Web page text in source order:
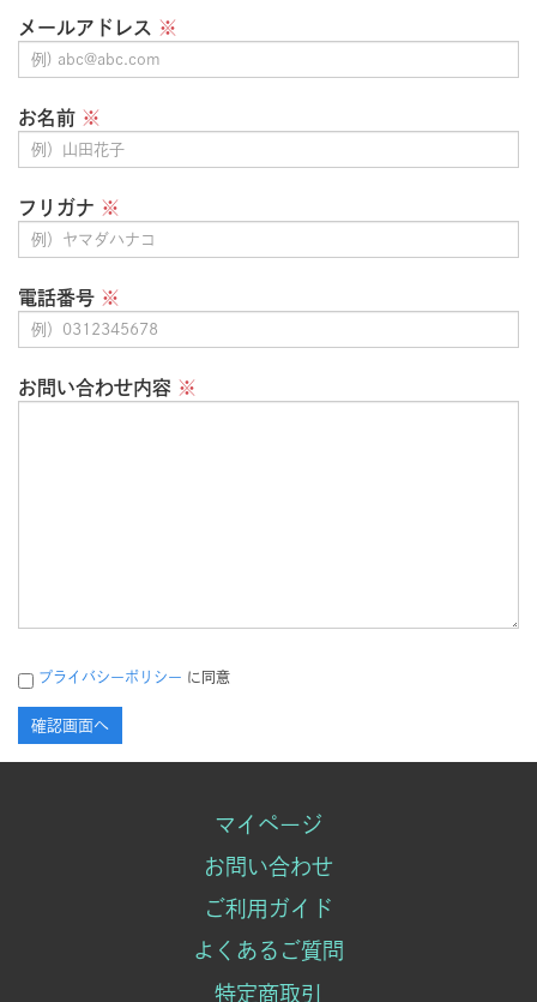
メールアドレス ※
お名前 ※
フリガナ ※
電話番号 ※
お問い合わせ内容 ※
プライバシーポリシー に同意
マイページ
お問い合わせ
ご利用ガイド
よくあるご質問
特定商取引